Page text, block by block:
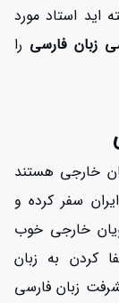
اید استاد مورد
زبان فارسی را
خارجی هستند
سفر کرده و
خارجی خوب
کردن به زبان
زبان فارسی